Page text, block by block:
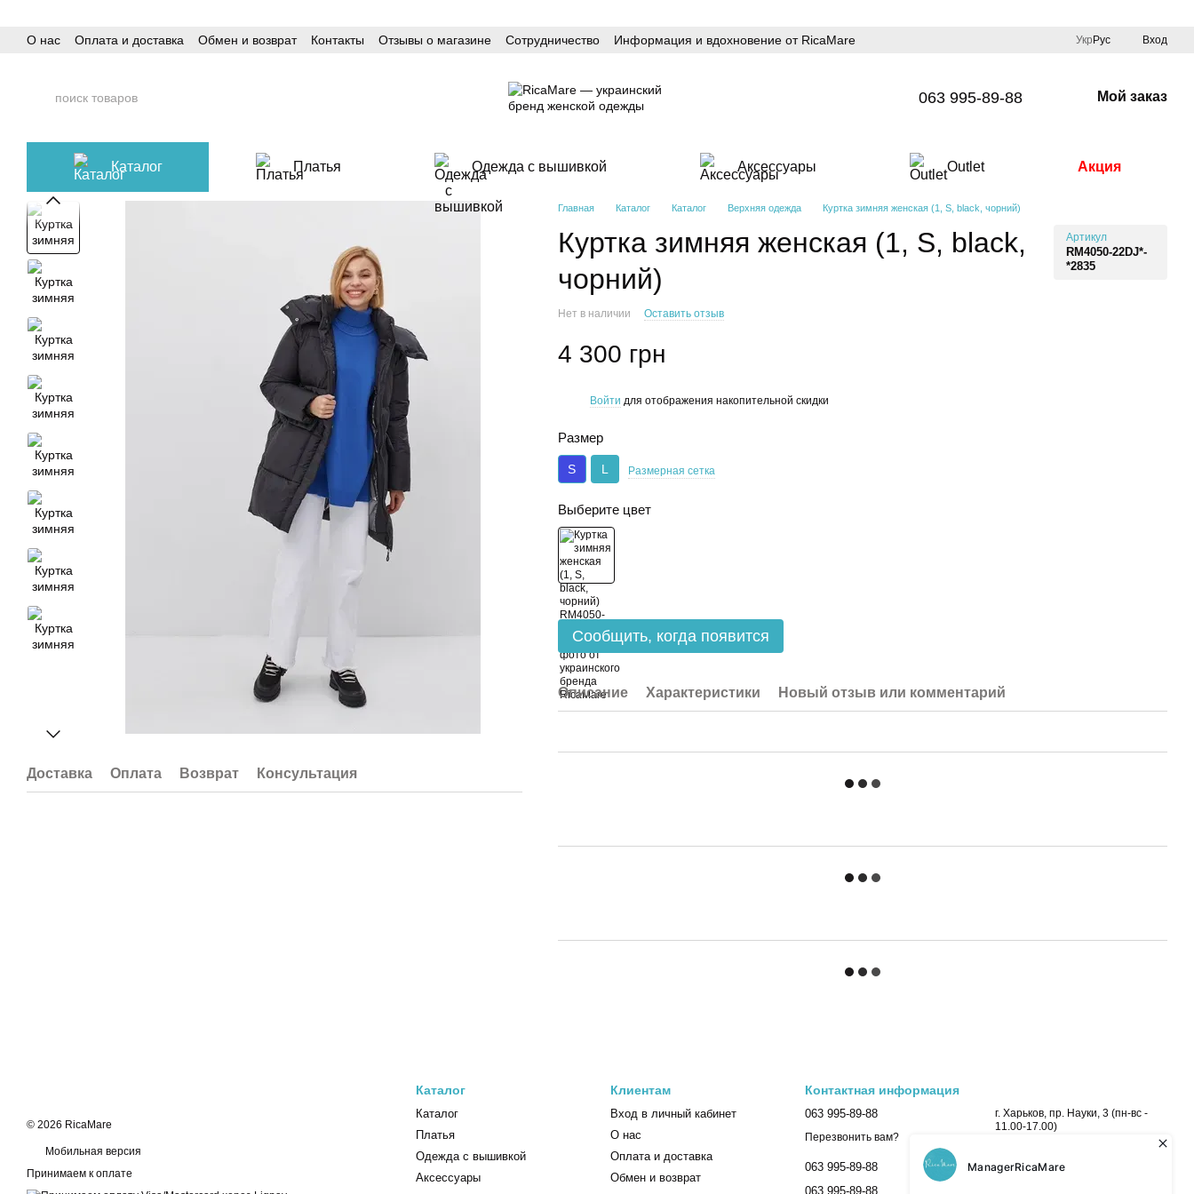
О нас
Оплата и доставка Обмен и возврат Контакты Отзывы о магазине Сотрудничество Информация и вдохновение от RicaMare Укр Рус Вход
063 995-89-88 Мой заказ
Каталог Платья Одежда с вышивкой Аксессуары Outlet Акция
Доставка Оплата Возврат Консультация
Главная Каталог Каталог Верхняя одежда Куртка зимняя женская (1, S, black, чорний)
Куртка зимняя женская (1, S, black,
чорний)
Артикул
RM4050-22DJ*-
*2835
Нет в наличии Оставить отзыв
4 300 грн
Войти для отображения накопительной скидки
Размер
S L Размерная сетка
Выберите цвет
Сообщить, когда появится
Описание Характеристики Новый отзыв или комментарий
© 2026 RicaMare
Мобильная версия
Принимаем к оплате
Каталог
Каталог
Платья
Одежда с вышивкой
Аксессуары
Клиентам
Вход в личный кабинет
О нас
Оплата и доставка
Обмен и возврат
Контактная информация
063 995-89-88
Перезвонить вам?
063 995-89-88
063 995-89-88
г. Харьков, пр. Науки, 3 (пн-вс -
11.00-17.00)